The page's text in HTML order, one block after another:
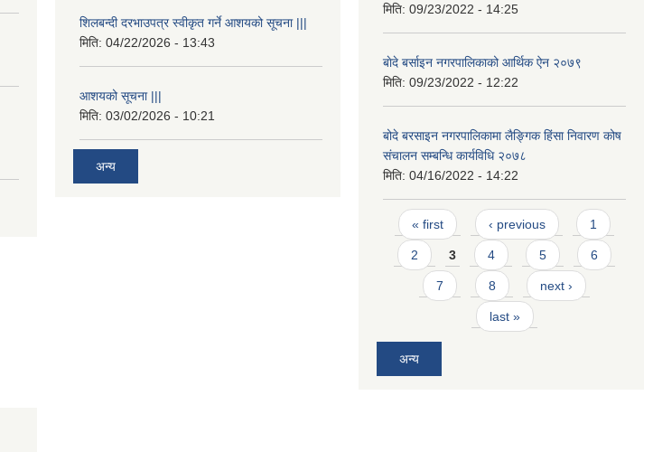
शिलबन्दी दरभाउपत्र स्वीकृत गर्ने आशयको सूचना |||
मिति: 04/22/2026 - 13:43
आशयको सूचना |||
मिति: 03/02/2026 - 10:21
अन्य
मिति: 09/23/2022 - 14:25
बाेदे बर्साइन नगरपालिकाको आर्थिक ऐन २०७९
मिति: 09/23/2022 - 12:22
बोदे बरसाइन नगरपालिकामा लैङ्गिक हिंसा निवारण कोष
संचालन सम्बन्धि कार्यविधि २०७८
मिति: 04/16/2022 - 14:22
Pages
« first ‹ previous 1
2 3 4 5 6
7 8 next ›
last »
अन्य